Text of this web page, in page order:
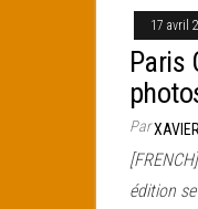
17 avril
Paris
Par
édition